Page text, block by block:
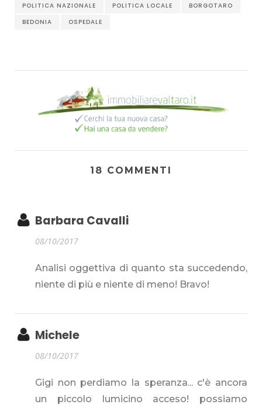
POLITICA NAZIONALE POLITICA LOCALE
BORGOTARO
BEDONIA
OSPEDALE
18 COMMENTI
Barbara Cavalli
08/10/2017
Analisi oggettiva di quanto sta succedendo,
niente di più e niente di meno! Bravo!
Michele
08/10/2017
Gigi non perdiamo la speranza... c'è ancora
un piccolo lumicino acceso! possiamo